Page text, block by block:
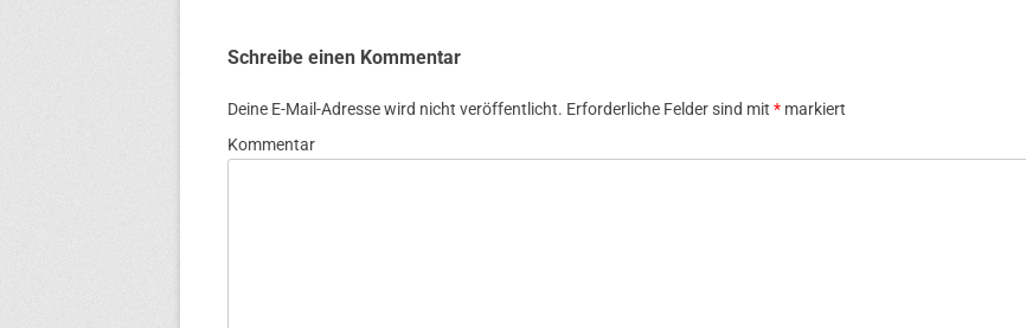
Schreibe einen Kommentar
Deine E-Mail-Adresse wird nicht veröffentlicht. Erforderliche Felder sind mit * markiert
Kommentar